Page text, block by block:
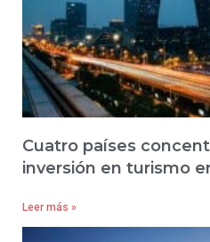
Cuatro países
inversión en turismo
Leer más »